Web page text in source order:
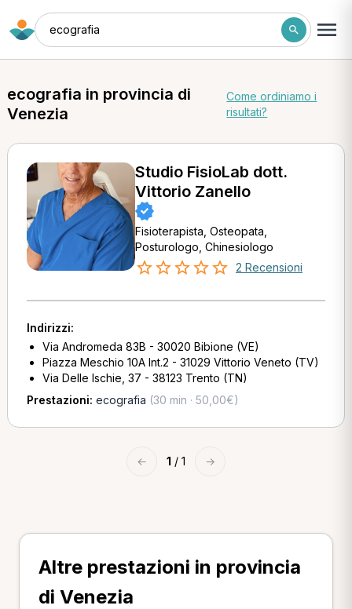
ecografia
ecografia in provincia di
Venezia
Come ordiniamo i
risultati?
Studio FisioLab dott.
Vittorio Zanello
Fisioterapista, Osteopata,
Posturologo, Chinesiologo
2 Recensioni
Indirizzi:
Via Andromeda 83B - 30020 Bibione (VE)
Piazza Meschio 10A Int.2 - 31029 Vittorio Veneto (TV)
Via Delle Ischie, 37 - 38123 Trento (TN)
Prestazioni: ecografia (30 min · 50,00€)
← 1 / 1 →
Altre prestazioni in provincia
di Venezia